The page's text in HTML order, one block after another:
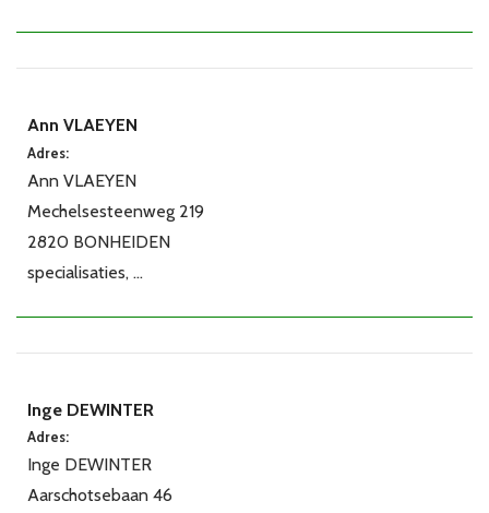
Ann VLAEYEN
Adres:
Ann VLAEYEN
Mechelsesteenweg 219
2820 BONHEIDEN
specialisaties, ...
Inge DEWINTER
Adres:
Inge DEWINTER
Aarschotsebaan 46